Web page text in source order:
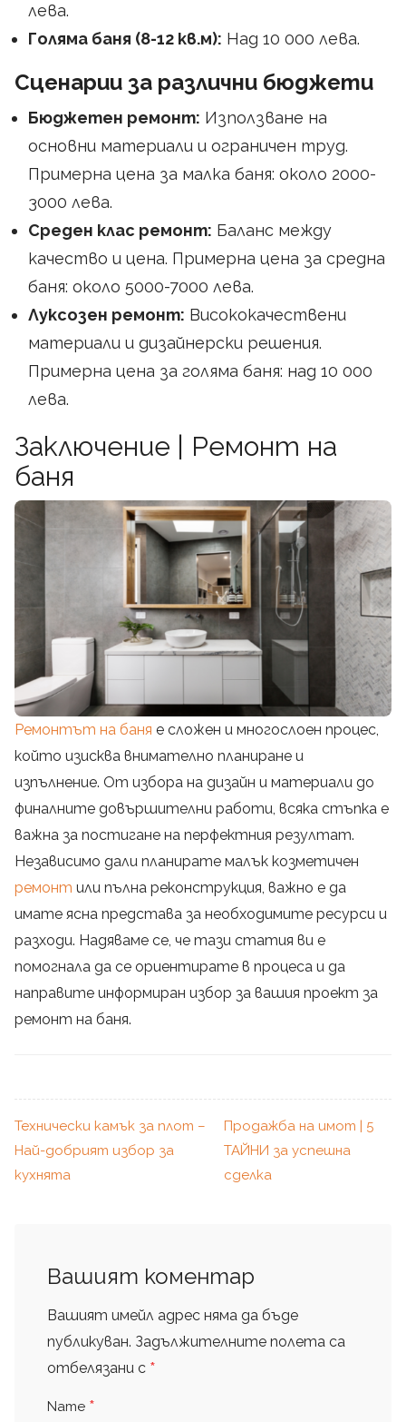
лева.
Голяма баня (8-12 кв.м): Над 10 000 лева.
Сценарии за различни бюджети
Бюджетен ремонт: Използване на
основни материали и ограничен труд.
Примерна цена за малка баня: около 2000-
3000 лева.
Среден клас ремонт: Баланс между
качество и цена. Примерна цена за средна
баня: около 5000-7000 лева.
Луксозен ремонт: Висококачествени
материали и дизайнерски решения.
Примерна цена за голяма баня: над 10 000
лева.
Заключение
| Ремонт на
баня
Ремонтът на баня е сложен и многослоен процес,
който изисква внимателно планиране и
изпълнение. От избора на дизайн и материали до
финалните довършителни работи, всяка стъпка е
важна за постигане на перфектния резултат.
Независимо дали планирате малък козметичен
ремонт или пълна реконструкция, важно е да
имате ясна представа за необходимите ресурси и
разходи. Надяваме се, че тази статия ви е
помогнала да се ориентирате в процеса и да
направите информиран избор за вашия проект за
ремонт на баня.
Технически камък за плот –
Най-добрият избор за
кухнята
Продажба на имот | 5
ТАЙНИ за успешна
сделка
Вашият коментар
Вашият имейл адрес няма да бъде
публикуван. Задължителните полета са
отбелязани с *
Name *